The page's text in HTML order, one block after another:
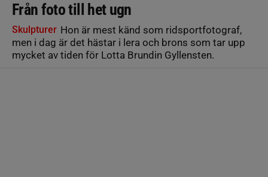
Från foto till het ugn
Skulpturer Hon är mest känd som ridsportfotograf,
men i dag är det hästar i lera och brons som tar upp
mycket av tiden för Lotta Brundin Gyllensten.